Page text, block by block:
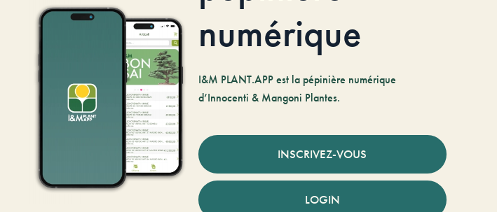
numérique
I&M PLANT.APP est la pépinière numérique
d’Innocenti & Mangoni Plantes.
INSCRIVEZ-VOUS
LOGIN